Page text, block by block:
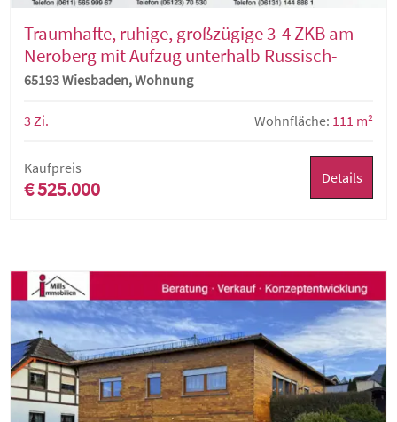
Traumhafte, ruhige, großzügige 3-4 ZKB am
Neroberg mit Aufzug unterhalb Russisch-
Orthodoxer Kirche
65193 Wiesbaden, Wohnung
3 Zi. Wohnfläche: 111 m²
Kaufpreis
€ 525.000 Details